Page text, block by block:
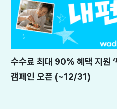
수수료 최대 90% 혜택 지원 ‘
캠페인 오픈 (~12/31)